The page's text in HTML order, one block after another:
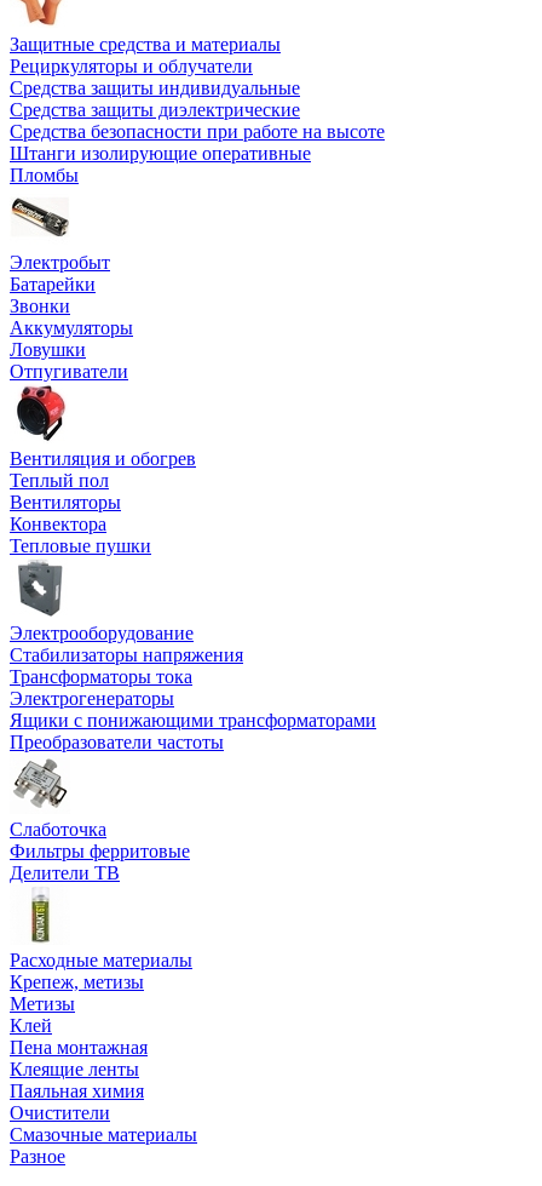
Защитные средства и материалы
Рециркуляторы и облучатели
Средства защиты индивидуальные
Средства защиты диэлектрические
Средства безопасности при работе на высоте
Штанги изолирующие оперативные
Пломбы
Электробыт
Батарейки
Звонки
Аккумуляторы
Ловушки
Отпугиватели
Вентиляция и обогрев
Теплый пол
Вентиляторы
Конвектора
Тепловые пушки
Электрооборудование
Стабилизаторы напряжения
Трансформаторы тока
Электрогенераторы
Ящики с понижающими трансформаторами
Преобразователи частоты
Слаботочка
Фильтры ферритовые
Делители ТВ
Расходные материалы
Крепеж, метизы
Метизы
Клей
Пена монтажная
Клеящие ленты
Паяльная химия
Очистители
Смазочные материалы
Разное